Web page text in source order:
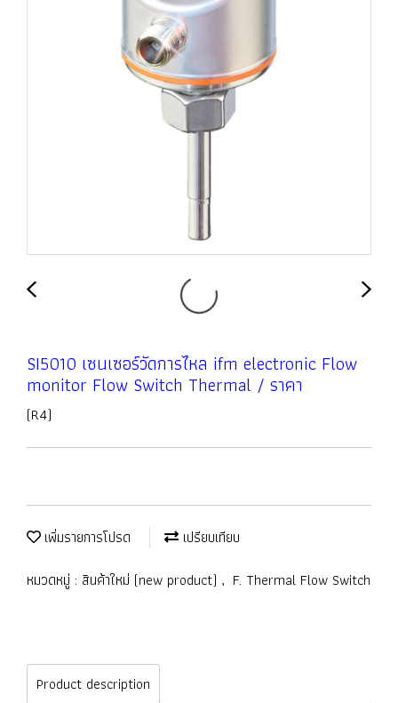
SI5010 เซนเซอร์วัดการไหล ifm electronic Flow
monitor Flow Switch Thermal / ราคา
(R4)
เพิ่มรายการโปรด
เปรียบเทียบ
หมวดหมู่ : สินค้าใหม่ (new product) , F. Thermal Flow Switch
Product description